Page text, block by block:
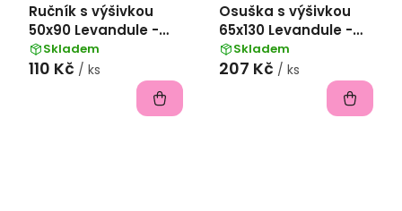
Ručník s výšivkou
50x90 Levandule -
BíláSkladem
110 Kč / ks
Osuška s výšivkou
65x130 Levandule -
Starorůžová
Skladem
207 Kč / ks